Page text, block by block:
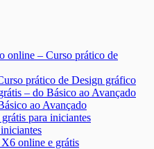
prático de Design gráfico
ao Avançado